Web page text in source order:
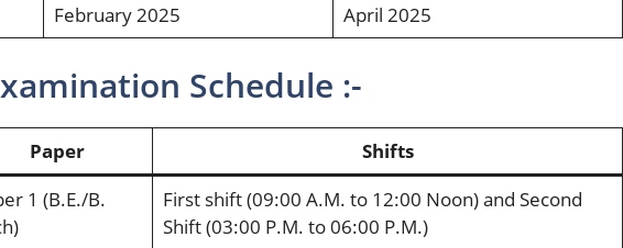
February 2025 April 2025
Schedule :-
Paper
Shifts
1 (B.E./B.
First shift (09:00 A.M. to 12:00 Noon) and Second
Shift (03:00 P.M. to 06:00 Р.М.)